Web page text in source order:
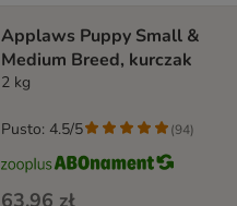
Applaws Puppy Small &
Medium Breed, kurczak
2 kg
63,96 zł
Pusto: 4.5/5 (94)